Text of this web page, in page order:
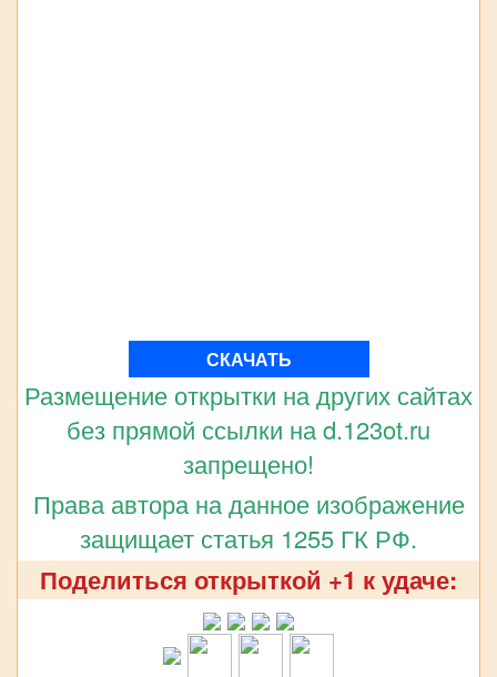
СКАЧАТЬ
Размещение открытки на других сайтах
без прямой ссылки на d.123ot.ru
запрещено!
Права автора на данное изображение
защищает статья 1255 ГК РФ.
Поделиться открыткой +1 к удаче: